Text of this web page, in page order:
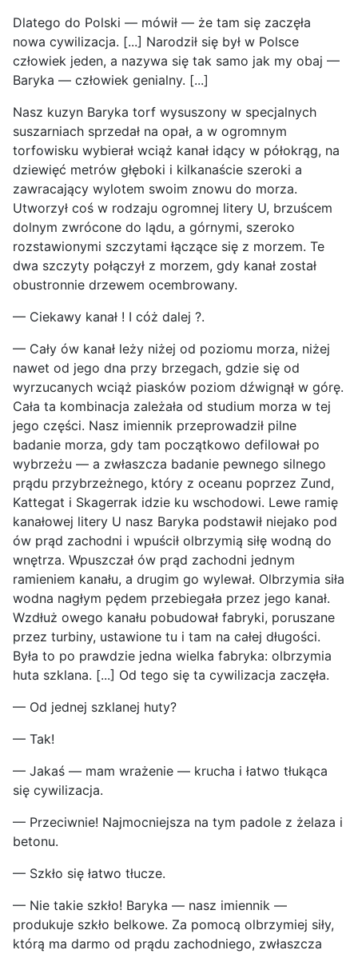
Dlatego do Polski — mówił — że tam się zaczęła
nowa cywilizacja. [...] Narodził się był w Polsce
człowiek jeden, a nazywa się tak samo jak my obaj —
Baryka — człowiek genialny. [...]
Nasz kuzyn Baryka torf wysuszony w specjalnych
suszarniach sprzedał na opał, a w ogromnym
torfowisku wybierał wciąż kanał idący w półokrąg, na
dziewięć metrów głęboki i kilkanaście szeroki a
zawracający wylotem swoim znowu do morza.
Utworzył coś w rodzaju ogromnej litery U, brzuścem
dolnym zwrócone do lądu, a górnymi, szeroko
rozstawionymi szczytami łączące się z morzem. Te
dwa szczyty połączył z morzem, gdy kanał został
obustronnie drzewem ocembrowany.
— Ciekawy kanał ! I cóż dalej ?.
— Cały ów kanał leży niżej od poziomu morza, niżej
nawet od jego dna przy brzegach, gdzie się od
wyrzucanych wciąż piasków poziom dźwignął w górę.
Cała ta kombinacja zależała od studium morza w tej
jego części. Nasz imiennik przeprowadził pilne
badanie morza, gdy tam początkowo defilował po
wybrzeżu — a zwłaszcza badanie pewnego silnego
prądu przybrzeżnego, który z oceanu poprzez Zund,
Kattegat i Skagerrak idzie ku wschodowi. Lewe ramię
kanałowej litery U nasz Baryka podstawił niejako pod
ów prąd zachodni i wpuścił olbrzymią siłę wodną do
wnętrza. Wpuszczał ów prąd zachodni jednym
ramieniem kanału, a drugim go wylewał. Olbrzymia siła
wodna nagłym pędem przebiegała przez jego kanał.
Wzdłuż owego kanału pobudował fabryki, poruszane
przez turbiny, ustawione tu i tam na całej długości.
Była to po prawdzie jedna wielka fabryka: olbrzymia
huta szklana. [...] Od tego się ta cywilizacja zaczęła.
— Od jednej szklanej huty?
— Tak!
— Jakaś — mam wrażenie — krucha i łatwo tłukąca
się cywilizacja.
— Przeciwnie! Najmocniejsza na tym padole z żelaza i
betonu.
— Szkło się łatwo tłucze.
— Nie takie szkło! Baryka — nasz imiennik —
produkuje szkło belkowe. Za pomocą olbrzymiej siły,
którą ma darmo od prądu zachodniego, zwłaszcza